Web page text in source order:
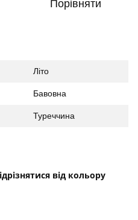
Порівняти
Літо
Бавовна
Туреччина
від кольору